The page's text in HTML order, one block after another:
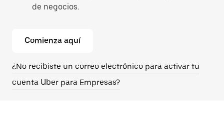
de negocios.
Comienza aquí
¿No recibiste un correo electrónico para activar tu
cuenta Uber para Empresas?